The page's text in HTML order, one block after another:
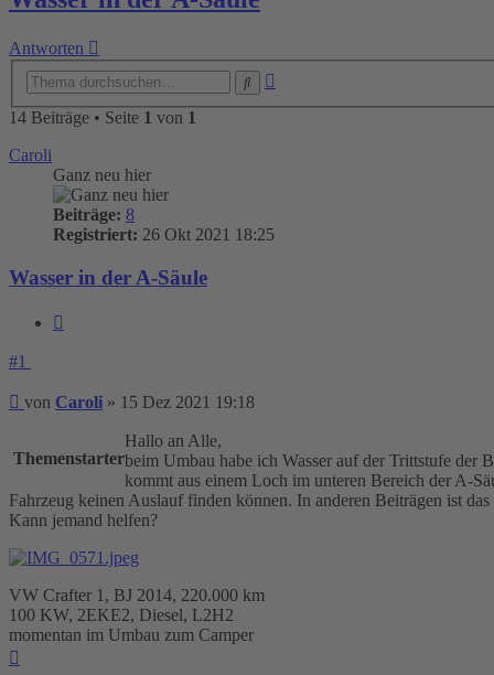
Antworten
14 Beiträge • Seite 1 von 1
Caroli
Ganz neu hier
Beiträge: 8
Registriert: 26 Okt 2021 18:25
Wasser in der A-Säule
#1
Beitrag
von Caroli » 15 Dez 2021 19:18
Themenstarter
Hallo an Alle,
beim Umbau habe ich Wasser auf der Trittstufe der
kommt aus einem Loch im unteren Bereich der A-
Fahrzeug keinen Auslauf finden können. In anderen Beiträgen ist
Kann jemand helfen?
VW Crafter 1, BJ 2014, 220.000 km
100 KW, 2EKE2, Diesel, L2H2
momentan im Umbau zum Camper